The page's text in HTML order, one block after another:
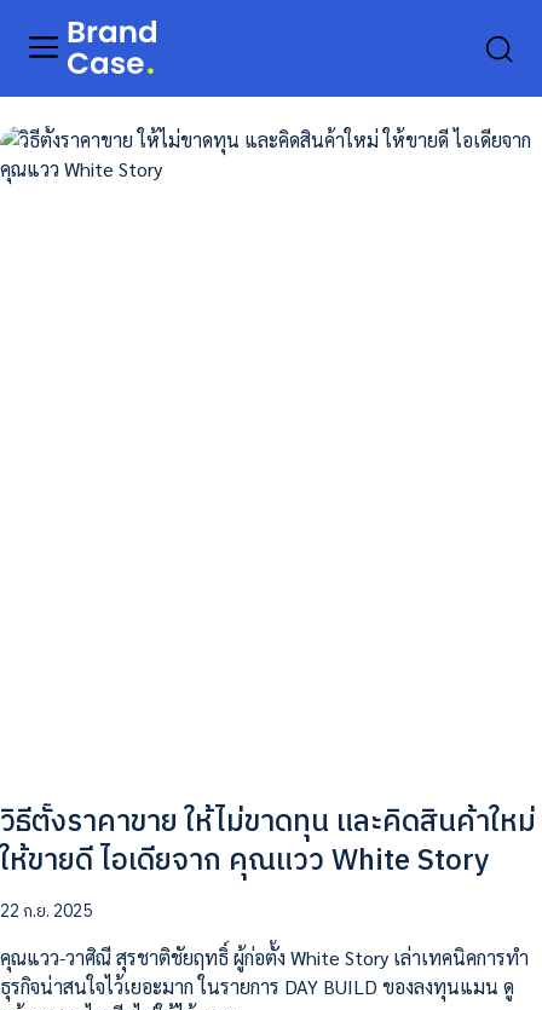
วิธีตั้งราคาขาย ให้ไม่ขาดทุน และคิดสินค้าใหม่
ให้ขายดี ไอเดียจาก คุณแวว White Story
22 ก.ย. 2025
คุณแวว-วาศิณี สุรชาติชัยฤทธิ์ ผู้ก่อตั้ง White Story เล่าเทคนิคการทำ
ธุรกิจน่าสนใจไว้เยอะมาก ในรายการ DAY BUILD ของลงทุนแมน ดู